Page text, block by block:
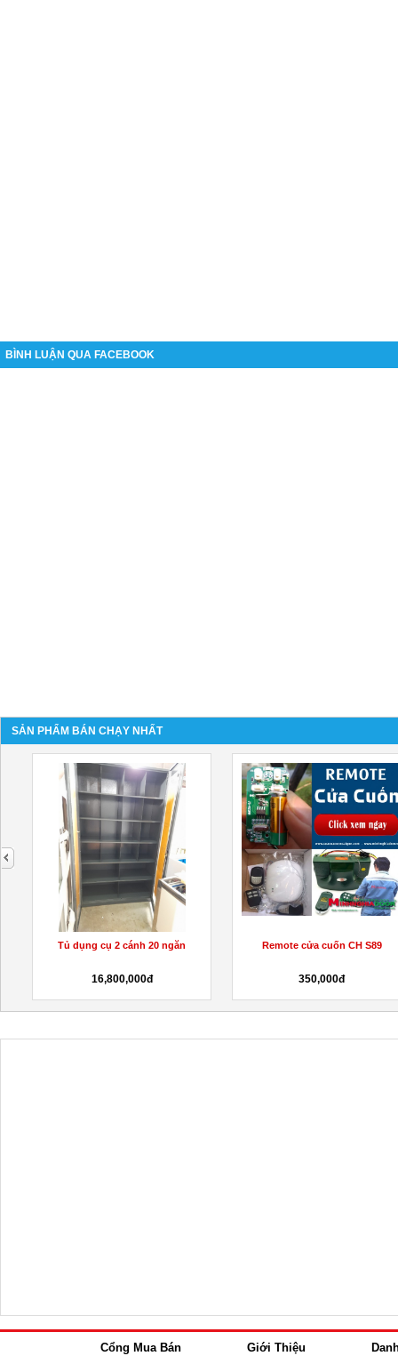
BÌNH LUẬN QUA FACEBOOK
SẢN PHẨM BÁN CHẠY NHẤT
Tủ dụng cụ 2 cánh 20 ngăn
16,800,000đ
Remote cửa cuốn CH S89
350,000đ
next
Cổng Mua Bán Giới Thiệu